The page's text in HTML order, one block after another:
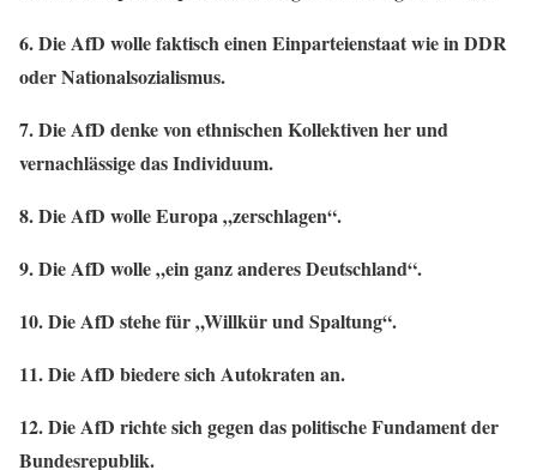
6. Die AfD wolle faktisch einen Einparteienstaat wie in DDR
oder Nationalsozialismus.
7. Die AfD denke von ethnischen Kollektiven her und
vernachlässige das Individuum.
8. Die AfD wolle Europa „zerschlagen“.
9. Die AfD wolle „ein ganz anderes Deutschland“.
10. Die AfD stehe für „Willkür und Spaltung“.
11. Die AfD biedere sich Autokraten an.
12. Die AfD richte sich gegen das politische Fundament der
Bundesrepublik.